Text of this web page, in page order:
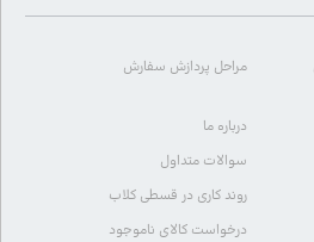
مراحل پردازش سفارش
درباره ما
سوالات متداول
روند کاری در قسطی کلاب
درخواست کالای ناموجود